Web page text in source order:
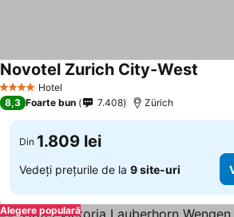
4 Stele Hotel
Novotel Zurich City-West
8,3 Foarte bun 7.408 Zürich
Din 1.809 lei
Vedeți prețurile de la 9 site-uri
Alegere populară